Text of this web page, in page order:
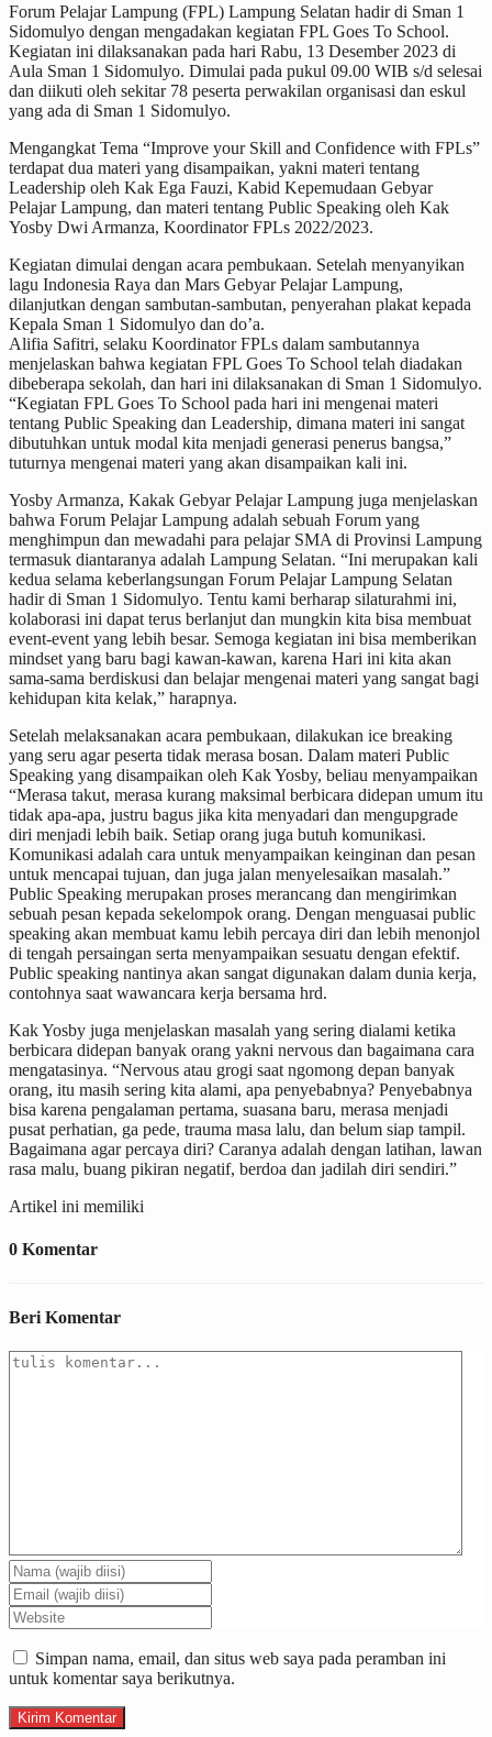
Forum Pelajar Lampung (FPL) Lampung Selatan hadir di Sman 1
Sidomulyo dengan mengadakan kegiatan FPL Goes To School.
Kegiatan ini dilaksanakan pada hari Rabu, 13 Desember 2023 di
Aula Sman 1 Sidomulyo. Dimulai pada pukul 09.00 WIB s/d selesai
dan diikuti oleh sekitar 78 peserta perwakilan organisasi dan eskul
yang ada di Sman 1 Sidomulyo.
Mengangkat Tema “Improve your Skill and Confidence with FPLs”
terdapat dua materi yang disampaikan, yakni materi tentang
Leadership oleh Kak Ega Fauzi, Kabid Kepemudaan Gebyar
Pelajar Lampung, dan materi tentang Public Speaking oleh Kak
Yosby Dwi Armanza, Koordinator FPLs 2022/2023.
Kegiatan dimulai dengan acara pembukaan. Setelah menyanyikan
lagu Indonesia Raya dan Mars Gebyar Pelajar Lampung,
dilanjutkan dengan sambutan-sambutan, penyerahan plakat kepada
Kepala Sman 1 Sidomulyo dan do’a.
Alifia Safitri, selaku Koordinator FPLs dalam sambutannya
menjelaskan bahwa kegiatan FPL Goes To School telah diadakan
dibeberapa sekolah, dan hari ini dilaksanakan di Sman 1 Sidomulyo.
“Kegiatan FPL Goes To School pada hari ini mengenai materi
tentang Public Speaking dan Leadership, dimana materi ini sangat
dibutuhkan untuk modal kita menjadi generasi penerus bangsa,”
tuturnya mengenai materi yang akan disampaikan kali ini.
Yosby Armanza, Kakak Gebyar Pelajar Lampung juga menjelaskan
bahwa Forum Pelajar Lampung adalah sebuah Forum yang
menghimpun dan mewadahi para pelajar SMA di Provinsi Lampung
termasuk diantaranya adalah Lampung Selatan. “Ini merupakan kali
kedua selama keberlangsungan Forum Pelajar Lampung Selatan
hadir di Sman 1 Sidomulyo. Tentu kami berharap silaturahmi ini,
kolaborasi ini dapat terus berlanjut dan mungkin kita bisa membuat
event-event yang lebih besar. Semoga kegiatan ini bisa memberikan
mindset yang baru bagi kawan-kawan, karena Hari ini kita akan
sama-sama berdiskusi dan belajar mengenai materi yang sangat bagi
kehidupan kita kelak,” harapnya.
Setelah melaksanakan acara pembukaan, dilakukan ice breaking
yang seru agar peserta tidak merasa bosan. Dalam materi Public
Speaking yang disampaikan oleh Kak Yosby, beliau menyampaikan
“Merasa takut, merasa kurang maksimal berbicara didepan umum itu
tidak apa-apa, justru bagus jika kita menyadari dan mengupgrade
diri menjadi lebih baik. Setiap orang juga butuh komunikasi.
Komunikasi adalah cara untuk menyampaikan keinginan dan pesan
untuk mencapai tujuan, dan juga jalan menyelesaikan masalah.”
Public Speaking merupakan proses merancang dan mengirimkan
sebuah pesan kepada sekelompok orang. Dengan menguasai public
speaking akan membuat kamu lebih percaya diri dan lebih menonjol
di tengah persaingan serta menyampaikan sesuatu dengan efektif.
Public speaking nantinya akan sangat digunakan dalam dunia kerja,
contohnya saat wawancara kerja bersama hrd.
Kak Yosby juga menjelaskan masalah yang sering dialami ketika
berbicara didepan banyak orang yakni nervous dan bagaimana cara
mengatasinya. “Nervous atau grogi saat ngomong depan banyak
orang, itu masih sering kita alami, apa penyebabnya? Penyebabnya
bisa karena pengalaman pertama, suasana baru, merasa menjadi
pusat perhatian, ga pede, trauma masa lalu, dan belum siap tampil.
Bagaimana agar percaya diri? Caranya adalah dengan latihan, lawan
rasa malu, buang pikiran negatif, berdoa dan jadilah diri sendiri.”
Artikel ini memiliki
0 Komentar
Beri Komentar
Simpan nama, email, dan situs web saya pada peramban ini
untuk komentar saya berikutnya.